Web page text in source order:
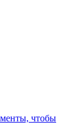
чтобы